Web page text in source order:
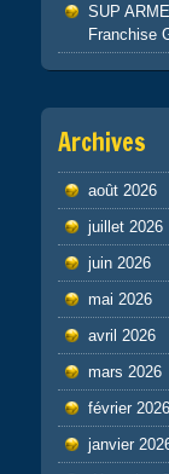
SUP
Franchise
Archives
août 2026
juillet 2026
juin 2026
mai 2026
avril 2026
mars 2026
février 2026
janvier